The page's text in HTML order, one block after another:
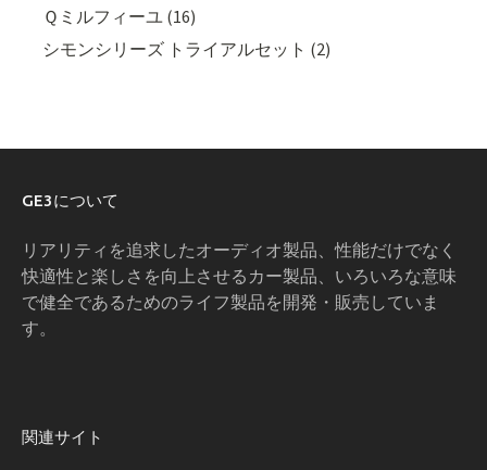
Ｑミルフィーユ (16)
シモンシリーズ トライアルセット (2)
GE3について
リアリティを追求したオーディオ製品、性能だけでなく
快適性と楽しさを向上させるカー製品、いろいろな意味
で健全であるためのライフ製品を開発・販売していま
す。
関連サイト